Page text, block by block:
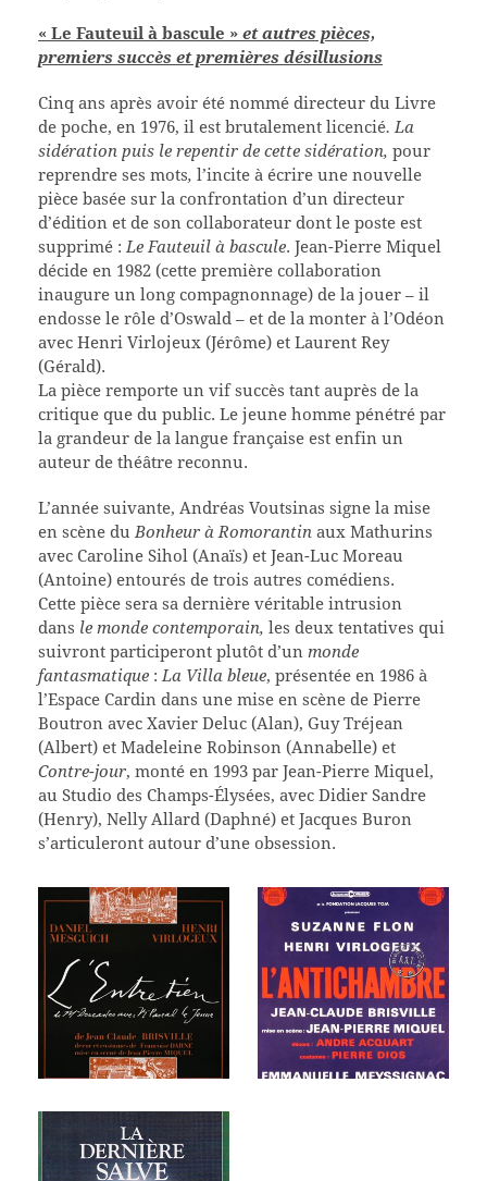
« Le Fauteuil à bascule » et autres pièces,
premiers succès et premières désillusions
Cinq ans après avoir été nommé directeur du Livre
de poche, en 1976, il est brutalement licencié. La
sidération puis le repentir de cette sidération, pour
reprendre ses mots, l’incite à écrire une nouvelle
pièce basée sur la confrontation d’un directeur
d’édition et de son collaborateur dont le poste est
supprimé :Le Fauteuil à bascule. Jean-Pierre Miquel
décide en 1982 (cette première collaboration
inaugure un long compagnonnage) de la jouer – il
endosse le rôle d’Oswald – et de la monter à l’Odéon
avec Henri Virlojeux (Jérôme) et Laurent Rey
(Gérald).
La pièce remporte un vif succès tant auprès de la
critique que du public. Le jeune homme pénétré par
la grandeur de la langue française est enfin un
auteur de théâtre reconnu.
L’année suivante, Andréas Voutsinas signe la mise
en scène duBonheur à Romorantin aux Mathurins
avec Caroline Sihol (Anaïs) et Jean-Luc Moreau
(Antoine) entourés de trois autres comédiens.
Cette pièce sera sa dernière véritable intrusion
dans le monde contemporain, les deux tentatives qui
suivront participeront plutôt d’un monde
fantasmatique :La Villa bleue, présentée en 1986 à
l’Espace Cardin dans une mise en scène de Pierre
Boutron avec Xavier Deluc (Alan), Guy Tréjean
(Albert) et Madeleine Robinson (Annabelle) et
Contre-jour, monté en 1993 par Jean-Pierre Miquel,
au Studio des Champs-Élysées, avec Didier Sandre
(Henry), Nelly Allard (Daphné) et Jacques Buron
s’articuleront autour d’une obsession.